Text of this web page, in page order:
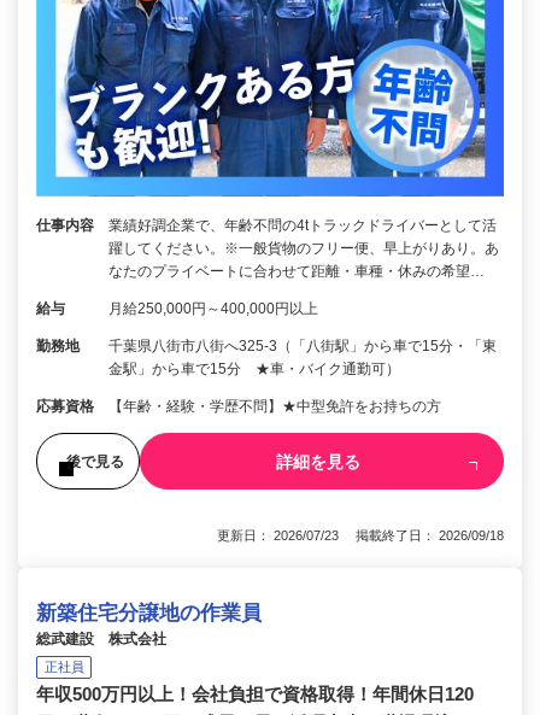
仕事内容
業績好調企業で、年齢不問の4tトラックドライバーとして活
躍してください。※一般貨物のフリー便、早上がりあり。あ
なたのプライベートに合わせて距離・車種・休みの希望…
給与 月給250,000円～400,000円以上
勤務地
千葉県八街市八街へ325-3（「八街駅」から車で15分・「東
金駅」から車で15分 ★車・バイク通勤可）
応募資格 【年齢・経験・学歴不問】★中型免許をお持ちの方
後で見る 詳細を見る
更新日： 2026/07/23 掲載終了日： 2026/09/18
新築住宅分譲地の作業員
総武建設 株式会社
正社員
年収500万円以上！会社負担で資格取得！年間休日120